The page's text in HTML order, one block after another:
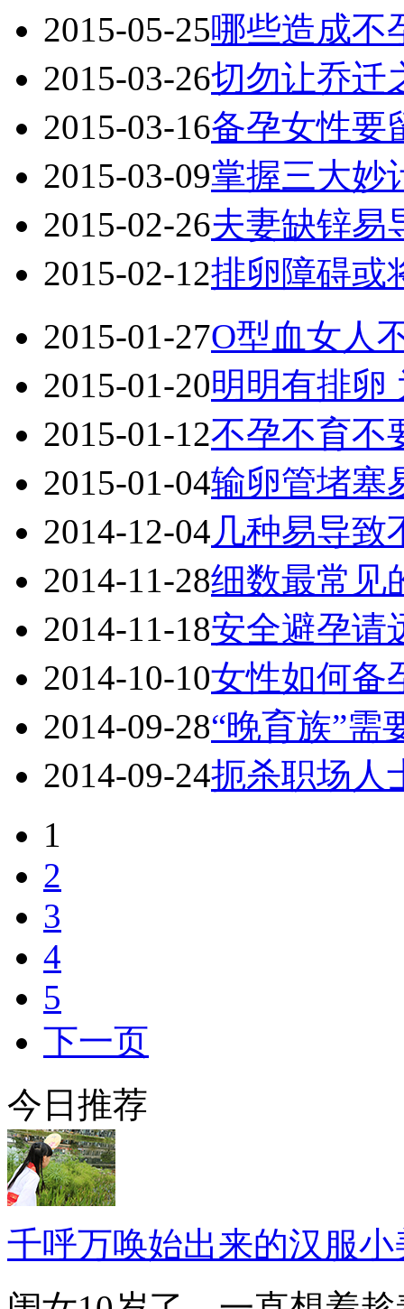
2015-05-25哪些造成不
2015-03-26切勿让乔迁
2015-03-16备孕女性要
2015-03-09掌握三大妙
2015-02-26夫妻缺锌易
2015-02-12排卵障碍或
2015-01-27O型血女人
2015-01-20明明有排卵
2015-01-12不孕不育不
2015-01-04输卵管堵塞
2014-12-04 几种易导致
2014-11-28细数最常见
2014-11-18安全避孕请
2014-10-10女性如何备
2014-09-28“晚育族”需
2014-09-24扼杀职场人
1
2
3
4
5
下一页
今日推荐
千呼万唤始出来的汉服小